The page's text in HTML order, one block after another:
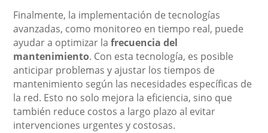
Finalmente, la implementación de tecnologías
avanzadas, como monitoreo en tiempo real, puede
ayudar a optimizar lafrecuencia del
mantenimiento. Con esta tecnología, es posible
anticipar problemas y ajustar los tiempos de
mantenimiento según las necesidades específicas de
la red. Esto no solo mejora la eficiencia, sino que
también reduce costos a largo plazo al evitar
intervenciones urgentes y costosas.